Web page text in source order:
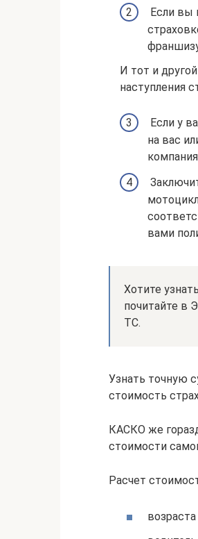
Если вы
И тот и
наступления
Если у
на вас
вами
Хотите
почитайте в
ТС.
Узнать точную
стоимость
КАСКО же
стоимости
Расчет